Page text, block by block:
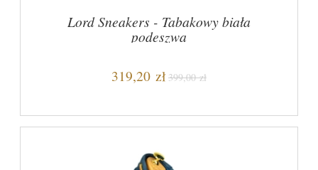
Lord Sneakers - Tabakowy biała
podeszwa
319,20 zł 399,00 zł